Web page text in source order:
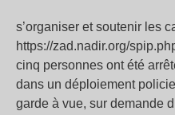
s’organiser et soutenir les
https://zad.nadir.org/
cinq personnes ont été
dans un déploiement
garde à vue, sur demande